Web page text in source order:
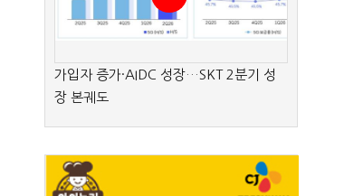
가입자 증가·AIDC 성장…SKT 2분기 성
장 본궤도